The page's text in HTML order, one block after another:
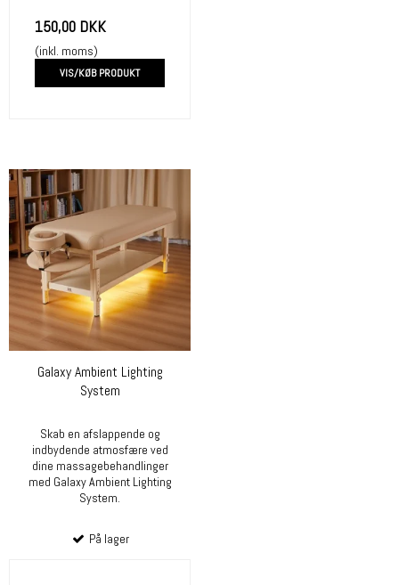
150,00 DKK
(inkl. moms)
VIS/KØB PRODUKT
Galaxy Ambient Lighting
System
Skab en afslappende og
indbydende atmosfære ved
dine massagebehandlinger
med Galaxy Ambient Lighting
System.
På lager